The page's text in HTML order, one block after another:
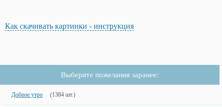
Как скачивать картинки - инструкция
Выберите пожелания заранее:
Доброе утро (1384 шт.)